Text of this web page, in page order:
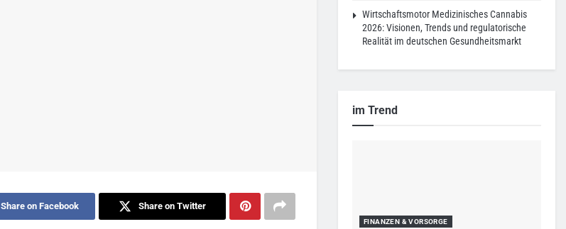
Share on Facebook Share on Twitter
Wirtschaftsmotor Medizinisches Cannabis
2026: Visionen, Trends und regulatorische
Realität im deutschen Gesundheitsmarkt
im Trend
FINANZEN & VORSORGE